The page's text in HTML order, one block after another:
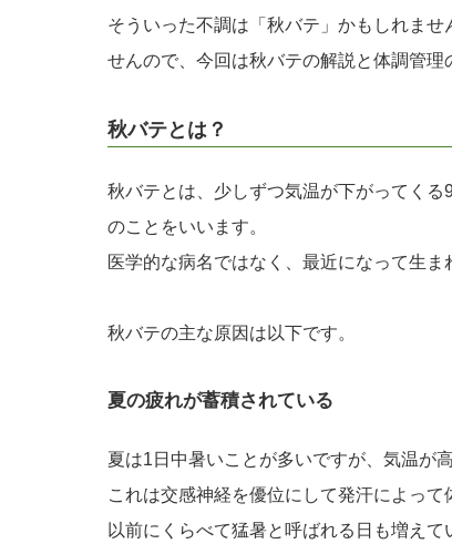
そういった不調は「秋バテ」かもしれま
せんので、今回は秋バテの解説と体調管理
秋バテとは？
秋バテとは、少しずつ気温が下がってく
のことをいいます。
医学的な病名ではなく、最近になって生ま
秋バテの主な原因は以下です。
夏の疲れが蓄積されている
夏は1日中暑いことが多いですが、気温が
これは交感神経を優位にして発汗によって
以前にくらべて猛暑と呼ばれる日も増え